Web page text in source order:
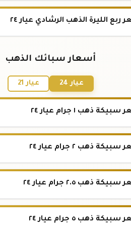
ربع الليرة الذهب الرشادي عيار ٢٤
أسعار سبائك الذهب
عيار 24 عيار 21
ذهب ١ جرام عيار ٢٤
ذهب ٢ جرام عيار ٢٤
ذهب ٢.٥ جرام عيار ٢٤
ذهب ٥ جرام عيار ٢٤